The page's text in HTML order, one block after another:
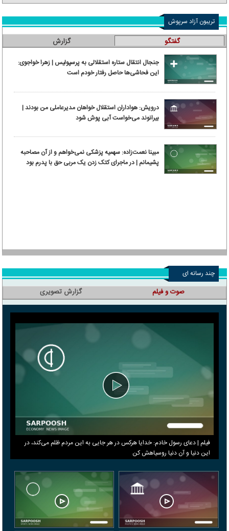
تریبون آزاد سرپوش
گفتگو گزارش
جنجال انتقال ستاره استقلالی به پرسپولیس | زهرا خواجوی:
این فحاشی‌ها حاصل رفتار خودم است
درویش: هواداران استقلال خواهان مدیرعاملی من بودند |
بیرانوند می‌خواست آبی پوش شود
مبینا نعمت‌زاده: سهمیه پزشکی نمی‌خواهم و از آن مصاحبه
پشیمانم | در ماجرای کتک زدن یک مربی حق با پدرم بود
چند رسانه ای
صوت و فیلم
فیلم | دعای رسول خادم: خدایا هرکس در هر جایی به این مردم ظلم می‌کند، در
این دنیا و آن دنیا روسیاهش کن
گزارش تصویری